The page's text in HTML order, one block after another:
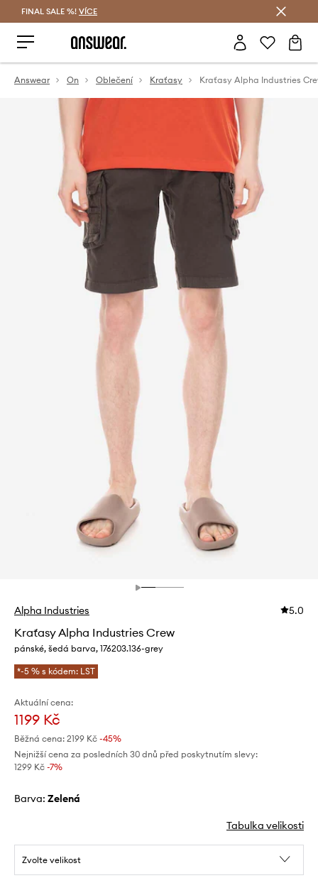
FINAL SALE %! VÍCE
Answear On Oblečení Kraťasy Kraťasy Alpha Industries
Alpha Industries 5.0
Kraťasy Alpha Industries Crew
pánské, šedá barva, 176203.136-grey
*-5 % s kódem: LST
Aktuální cena:
1199 Kč
Běžná cena: 2199 Kč -45%
Nejnižší cena za posledních 30 dnů před poskytnutím slevy:
1299 Kč -7%
Barva: zelená
Tabulka velikosti
Zvolte velikost